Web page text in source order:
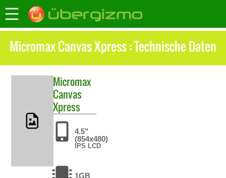
Micromax Canvas Xpress : Technische Daten
Micromax
Canvas
Xpress
4.5"
(854x480)
IPS LCD
1GB